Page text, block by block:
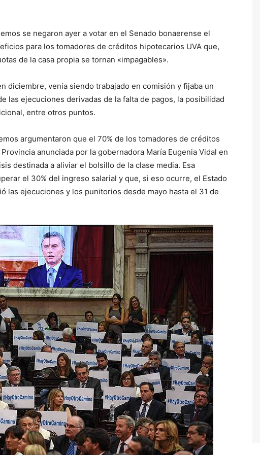
se negaron ayer a votar en el Senado bonaerense el
para los tomadores de créditos hipotecarios UVA que,
de la casa propia se tornan «impagables».
diciembre, venía siendo trabajado en comisión y fijaba un
las ejecuciones derivadas de la falta de pagos, la posibilidad
entre otros puntos.
argumentaron que el 70% de los tomadores de créditos
anunciada por la gobernadora María Eugenia Vidal en
destinada a aliviar el bolsillo de la clase media. Esa
el 30% del ingreso salarial y que, si eso ocurre, el Estado
las ejecuciones y los punitorios desde mayo hasta el 31 de